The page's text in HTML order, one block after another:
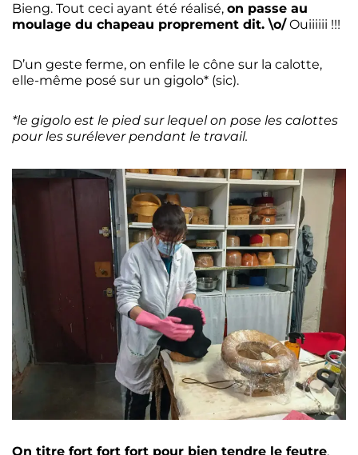
Bieng. Tout ceci ayant été réalisé, on passe au
moulage du chapeau proprement dit. \o/Ouiiiiii !!!
D’un geste ferme, on enfile le cône sur la calotte,
elle-même posé sur un gigolo* (sic).
*le gigolo est le pied sur lequel on pose les calottes
pour les surélever pendant le travail.
On titre fort fort fort pour bien tendre le feutre.